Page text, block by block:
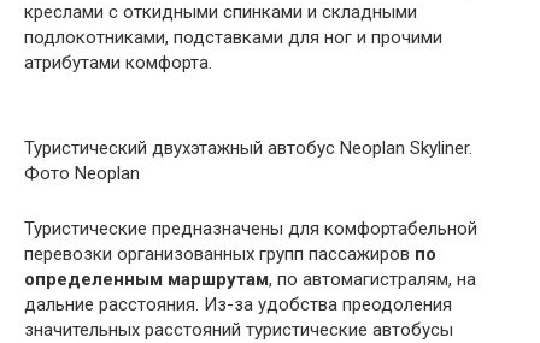
креслами с откидными спинками и складными
подлокотниками, подставками для ног и прочими
атрибутами комфорта.
Туристический двухэтажный автобус Neoplan Skyliner.
Фото Neoplan
Туристические предназначены для комфортабельной
перевозки организованных групп пассажиров по
определенным маршрутам, по автомагистралям, на
дальние расстояния. Из-за удобства преодоления
значительных расстояний туристические автобусы